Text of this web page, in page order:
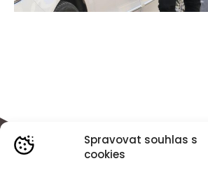
Spravovat souhlas s
cookies